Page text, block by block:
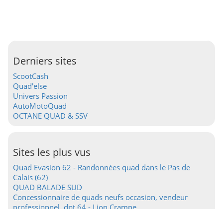
Derniers sites
ScootCash
Quad'else
Univers Passion
AutoMotoQuad
OCTANE QUAD & SSV
Sites les plus vus
Quad Evasion 62 - Randonnées quad dans le Pas de
Calais (62)
QUAD BALADE SUD
Concessionnaire de quads neufs occasion, vendeur
professionnel, dpt 64 - Lion Crampe